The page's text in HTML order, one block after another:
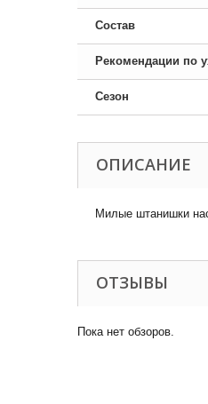
Состав
Рекомендации по
Сезон
ОПИСАНИЕ
Милые штанишки
ОТЗЫВЫ
Пока нет обзоров.